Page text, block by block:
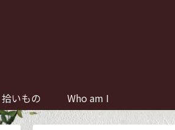
拾いもの Who am I